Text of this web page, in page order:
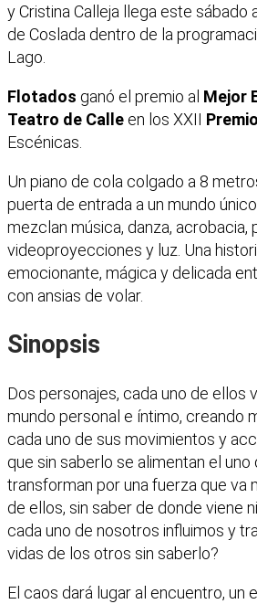
y Cristina Calleja llega este sábado
de Coslada dentro de la
Lago.
Flotados ganó el premio al Mejor
Teatro de Calle en los XXII
Escénicas.
Un piano de cola colgado a 8
puerta de entrada a un mundo
mezclan música, danza, acrobacia,
videoproyecciones y luz. Una
emocionante, mágica y delicada
con ansias de volar.
Sinopsis
Dos personajes, cada uno de ellos
mundo personal e íntimo, creando
cada uno de sus movimientos y
que sin saberlo se alimentan el
transforman por una fuerza que va
de ellos, sin saber de donde viene
cada uno de nosotros influimos y
vidas de los otros sin saberlo?
El caos dará lugar al encuentro, un